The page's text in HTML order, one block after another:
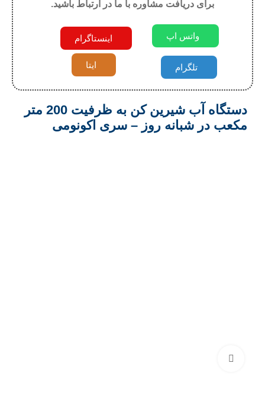
برای دریافت مشاوره با ما در ارتباط باشید.
واتس اپ اینستاگرام
تلگرام ایتا
دستگاه آب شیرین کن به ظرفیت 200 متر
مکعب در شبانه روز – سری اکونومی